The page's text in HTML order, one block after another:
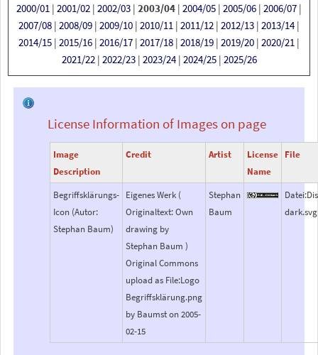
2000/01 | 2001/02 | 2002/03 | 2003/04 | 2004/05 | 2005/06 | 2006/07 |
2007/08 | 2008/09 | 2009/10 | 2010/11 | 2011/12 | 2012/13 | 2013/14 |
2014/15 | 2015/16 | 2016/17 | 2017/18 | 2018/19 | 2019/20 | 2020/21 |
2021/22 | 2022/23 | 2023/24 | 2024/25 | 2025/26
License Information of Images on page
Image
Description
Credit Artist
License
Name
File
Begriffsklärungs-
Icon (Autor:
Stephan Baum)
Eigenes Werk (
Originaltext: Own
drawing by
Stephan Baum )
Original Commons
upload as File:Logo
Begriffsklärung.png
by Baumst on 2005-
02-15
Stephan
Baum
dark.svg